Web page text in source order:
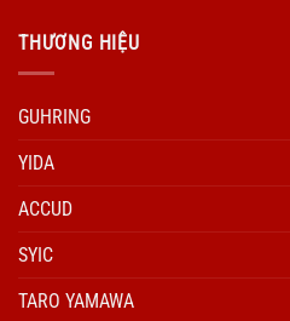
THƯƠNG HIỆU
GUHRING
YIDA
ACCUD
SYIC
TARO YAMAWA